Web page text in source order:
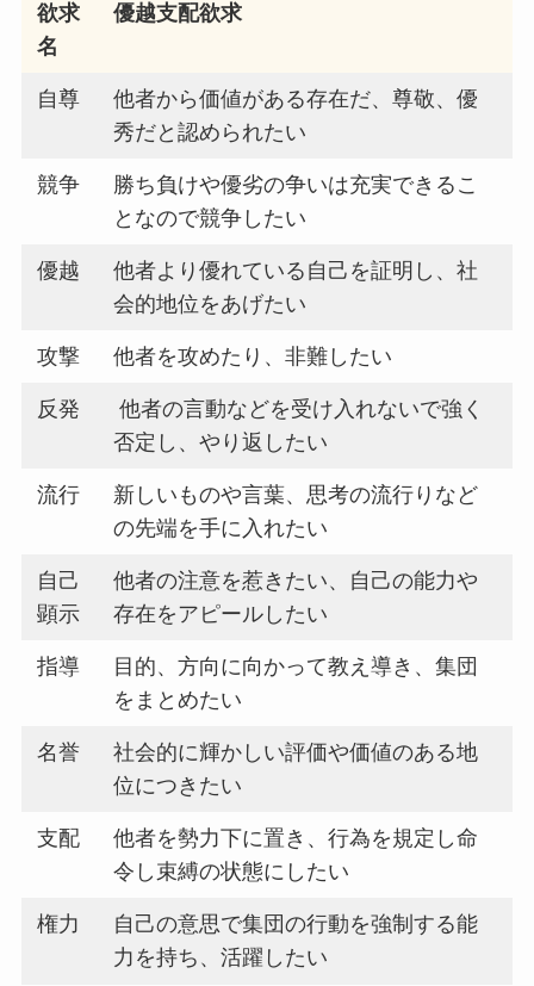
欲求
名
優越支配欲求
自尊
他者から価値がある存在だ、尊敬、優
秀だと認められたい
競争
勝ち負けや優劣の争いは充実できるこ
となので競争したい
優越
他者より優れている自己を証明し、社
会的地位をあげたい
攻撃 他者を攻めたり、非難したい
反発
他者の言動などを受け入れないで強く
否定し、やり返したい
流行
新しいものや言葉、思考の流行りなど
の先端を手に入れたい
自己
顕示
他者の注意を惹きたい、自己の能力や
存在をアピールしたい
指導
目的、方向に向かって教え導き、集団
をまとめたい
名誉
社会的に輝かしい評価や価値のある地
位につきたい
支配
他者を勢力下に置き、行為を規定し命
令し束縛の状態にしたい
権力
自己の意思で集団の行動を強制する能
力を持ち、活躍したい